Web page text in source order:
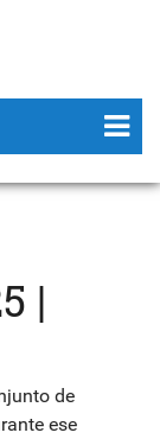
|
de
ese